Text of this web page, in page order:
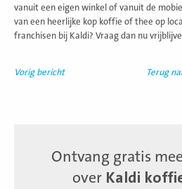
vanuit een eigen winkel of vanuit de
van een heerlijke kop koffie of thee op
franchisen bij Kaldi? Vraag dan nu
Vorig bericht Terug
Ontvang gratis
over Kaldi